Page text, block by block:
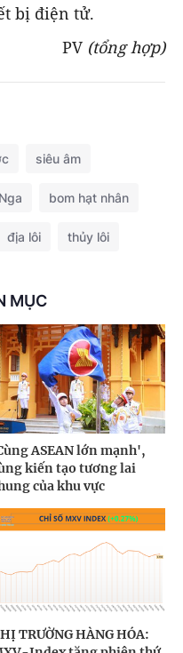
bị điện tử.
PV (tổng hợp)
siêu âm
Nga bom hạt nhân
địa lôi thủy lôi
MỤC
ASEAN lớn mạnh',
kiến tạo tương lai
của khu vực
TRƯỜNG HÀNG HÓA: